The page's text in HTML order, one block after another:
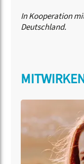
In Kooperation
Deutschland.